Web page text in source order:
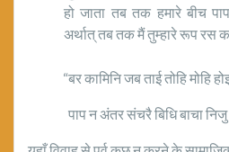
हो जाता तब तक हमारे बीच
अर्थात् तब तक मैं तुम्हारे रूप रस
“बर कामिनि जब ताई तोहि मोहि
पाप न अंतर संचरै बिधि बाचा